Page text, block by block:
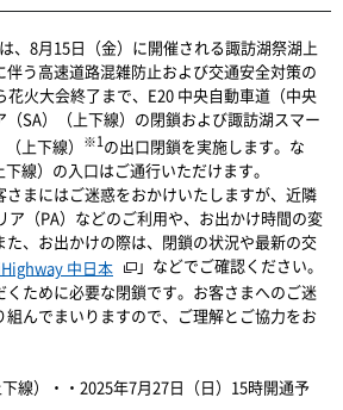
、8月15日（金）に開催される諏訪湖祭湖上
う高速道路混雑防止および交通安全対策の
花火大会終了まで、E20 中央自動車道（中央
SA）（上下線）の閉鎖および諏訪湖スマー
上下線）
※1の出口閉鎖を実施します。な
線）の入口はご通行いただけます。
まにはご迷惑をおかけいたしますが、近隣
ア（PA）などのご利用や、お出かけ時間の変
、お出かけの際は、閉鎖の状況や最新の交
中日本
」などでご確認ください。
ために必要な閉鎖です。お客さまへのご迷
んでまいりますので、ご理解とご協力をお
線）・・2025年7月27日（日）15時開通予